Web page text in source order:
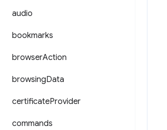
audio
bookmarks
browserAction
browsingData
certificateProvider
commands